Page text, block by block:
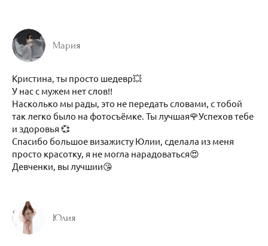
Мария
Кристина, ты просто шедевр💥
У нас с мужем нет слов!!
Насколько мы рады, это не передать словами, с тобой
так легко было на фотосъёмке. Ты лучшая🌹Успехов тебе
и здоровья 💞
Спасибо большое визажисту Юлии, сделала из меня
просто красотку, я не могла нарадоваться😍
Девченки, вы лучшии😘
Юлия